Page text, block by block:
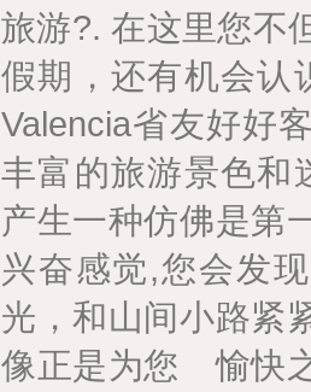
旅游?. 在这里您不
假期，还有机会认
Valencia省友好好
丰富的旅游景色和
产生一种仿佛是第
兴奋感觉,您会发
光，和山间小路紧
像正是为您 愉快